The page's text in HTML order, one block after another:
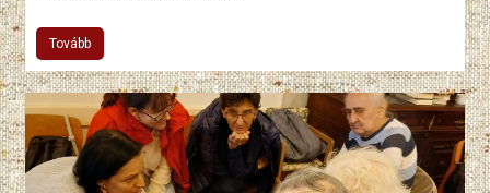
Tovább